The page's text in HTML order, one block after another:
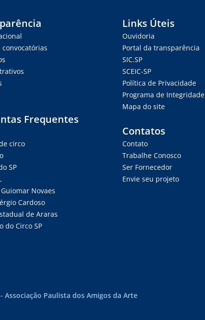
convocatórias
Frequentes
circo
SP
Novaes
Cardoso
de Araras
do Circo SP
Links Úteis
Ouvidoria
Portal da transparência
SIC.SP
SCEIC-SP
Política de Privacidade
Programa de Integridade
Mapa do site
Contatos
Contato
Trabalhe Conosco
Ser Fornecedor
Envie seu projeto
Associação Paulista dos Amigos da Arte